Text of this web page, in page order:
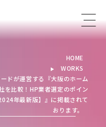
HOME
▶︎ WORKS
ドが運営する 『大阪のホーム
を比較！HP業者選定のポイン
年最新版】』 に掲載されて
おります。